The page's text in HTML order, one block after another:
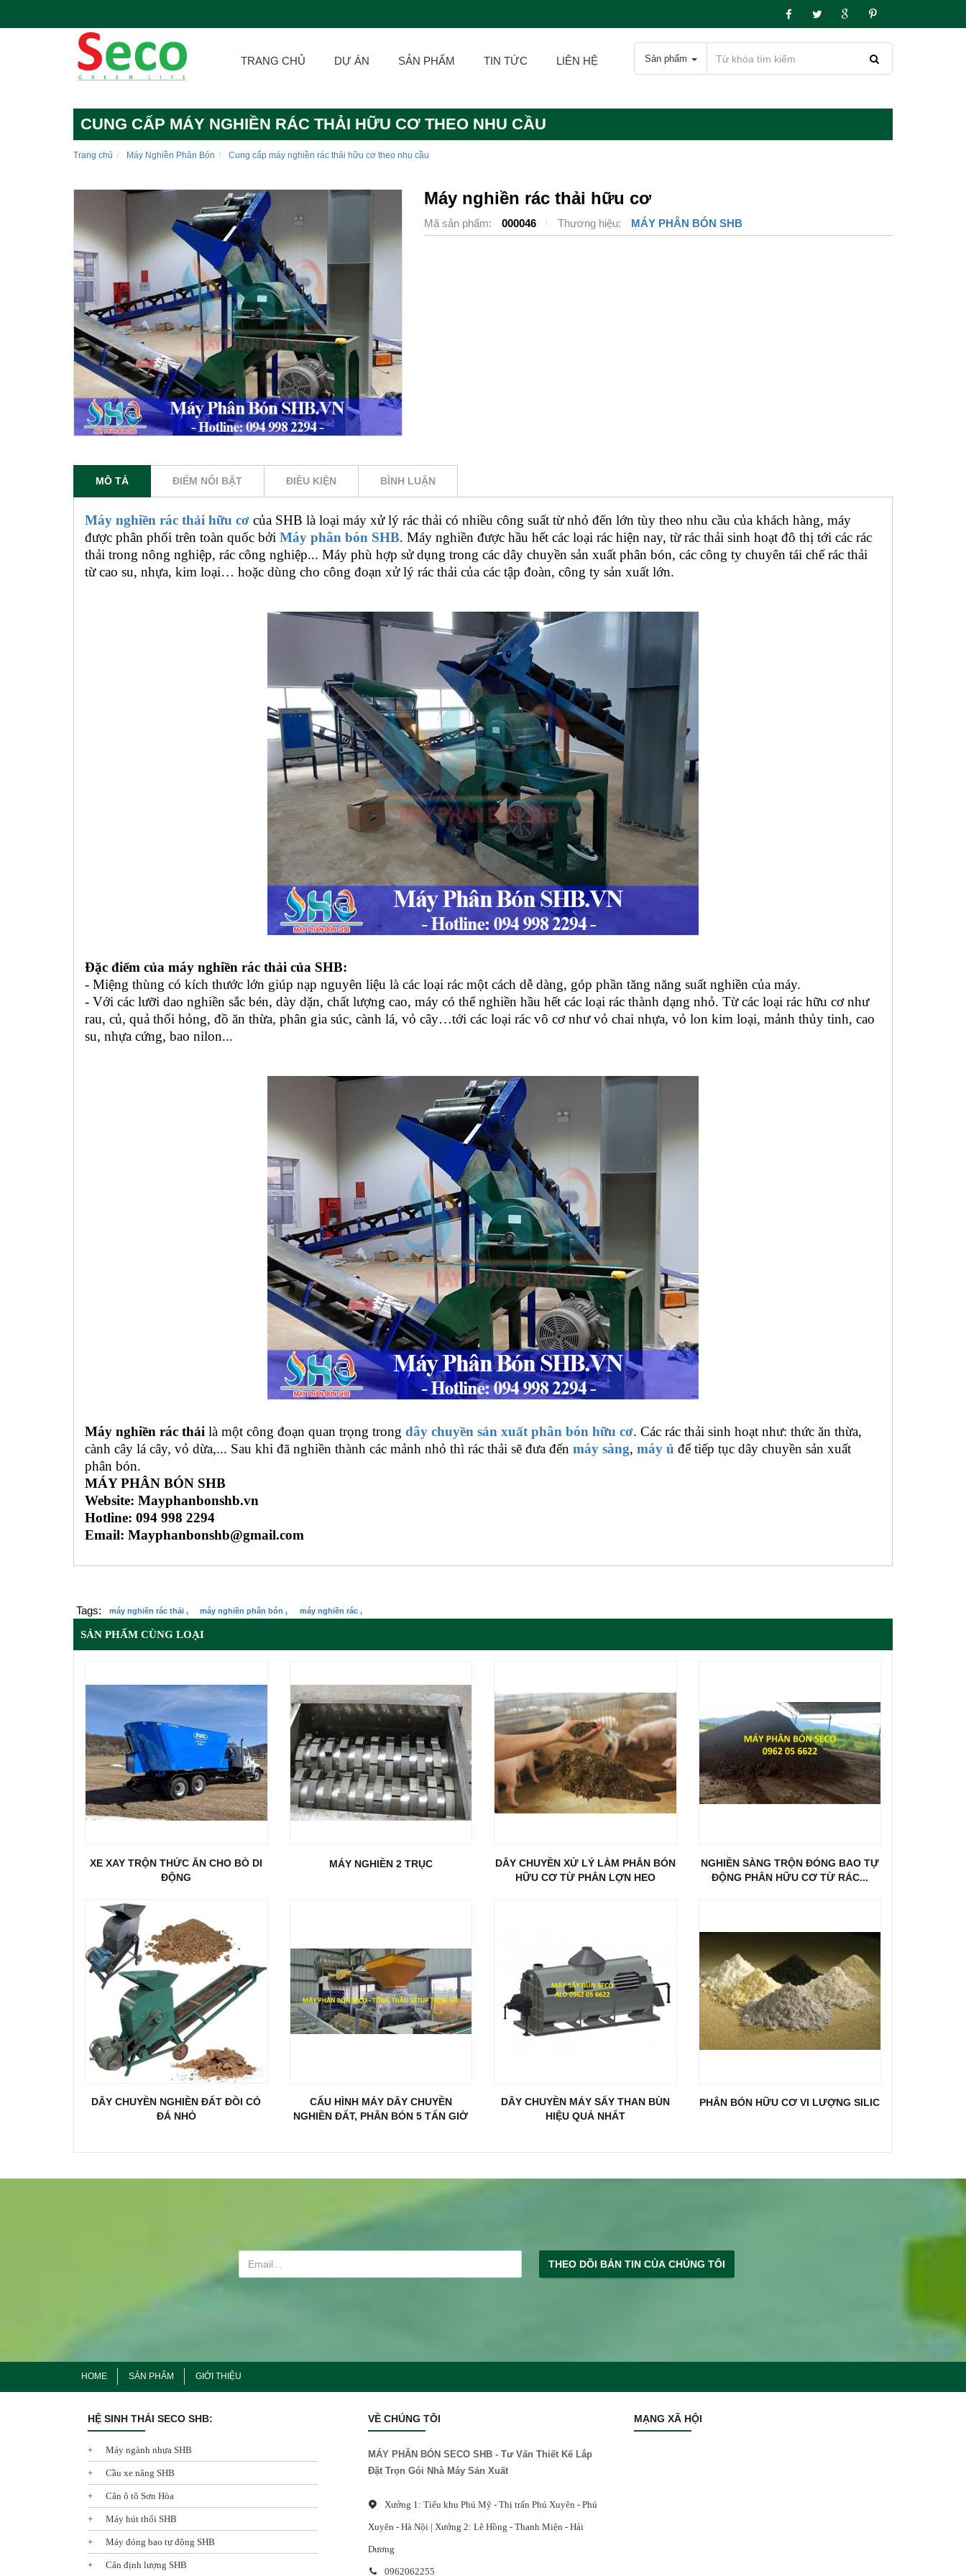
TRANG CHỦ DỰ ÁN SẢN PHẨM TIN TỨC LIÊN HỆ Sản phẩm
CUNG CẤP MÁY NGHIỀN RÁC THẢI HỮU CƠ THEO NHU CẦU
Trang chủ Máy Nghiền Phân Bón Cung cấp máy nghiền rác thải hữu cơ theo nhu cầu
Máy nghiền rác thải hữu cơ
Mã sản phẩm: 000046 Thương hiệu: MÁY PHÂN BÓN SHB
MÔ TẢ ĐIỂM NỔI BẬT ĐIỀU KIỆN BÌNH LUẬN
Máy nghiền rác thải hữu cơ của SHB là loại máy xử lý rác thải có nhiều công suất từ nhỏ đến lớn tùy theo nhu cầu của khách hàng, máy
được phân phối trên toàn quốc bởi Máy phân bón SHB. Máy nghiền được hầu hết các loại rác hiện nay, từ rác thải sinh hoạt đô thị tới các rác
thải trong nông nghiệp, rác công nghiệp... Máy phù hợp sử dụng trong các dây chuyền sản xuất phân bón, các công ty chuyên tái chế rác thải
từ cao su, nhựa, kim loại… hoặc dùng cho công đoạn xử lý rác thải của các tập đoàn, công ty sản xuất lớn.
Đặc điểm của máy nghiền rác thải của SHB:
- Miệng thùng có kích thước lớn giúp nạp nguyên liệu là các loại rác một cách dễ dàng, góp phần tăng năng suất nghiền của máy.
- Với các lưỡi dao nghiền sắc bén, dày dặn, chất lượng cao, máy có thể nghiền hầu hết các loại rác thành dạng nhỏ. Từ các loại rác hữu cơ như
rau, củ, quả thối hỏng, đồ ăn thừa, phân gia súc, cành lá, vỏ cây…tới các loại rác vô cơ như vỏ chai nhựa, vỏ lon kim loại, mảnh thủy tinh, cao
su, nhựa cứng, bao nilon...
Máy nghiền rác thải là một công đoạn quan trọng trong dây chuyền sản xuất phân bón hữu cơ. Các rác thải sinh hoạt như: thức ăn thừa,
cành cây lá cây, vỏ dừa,... Sau khi đã nghiền thành các mảnh nhỏ thì rác thải sẽ đưa đến máy sàng, máy ủ để tiếp tục dây chuyền sản xuất
phân bón.
MÁY PHÂN BÓN SHB
Website: Mayphanbonshb.vn
Hotline: 094 998 2294
Email: Mayphanbonshb@gmail.com
Tags: máy nghiền rác thải , máy nghiền phân bón , máy nghiền rác ,
SẢN PHẨM CÙNG LOẠI
XE XAY TRỘN THỨC ĂN CHO BÒ DI
ĐỘNG
MÁY NGHIỀN 2 TRỤC
DÂY CHUYỀN XỬ LÝ LÀM PHÂN BÓN
HỮU CƠ TỪ PHÂN LỢN HEO
NGHIỀN SÀNG TRỘN ĐÓNG BAO TỰ
ĐỘNG PHÂN HỮU CƠ TỪ RÁC...
DÂY CHUYỀN NGHIỀN ĐẤT ĐỒI CÓ
ĐÁ NHỎ
CẤU HÌNH MÁY DÂY CHUYỀN
NGHIỀN ĐẤT, PHÂN BÓN 5 TẤN GIỜ
DÂY CHUYỀN MÁY SẤY THAN BÙN
HIỆU QUẢ NHẤT
PHÂN BÓN HỮU CƠ VI LƯỢNG SILIC
THEO DÕI BẢN TIN CỦA CHÚNG TÔI
HOME SẢN PHẨM GIỚI THIỆU
HỆ SINH THÁI SECO SHB:
Máy ngành nhựa SHB
Cầu xe nâng SHB
Cân ô tô Sơn Hòa
Máy hút thổi SHB
Máy đóng bao tự động SHB
Cân định lượng SHB
VỀ CHÚNG TÔI
MÁY PHÂN BÓN SECO SHB - Tư Vấn Thiết Kế Lắp
Đặt Trọn Gói Nhà Máy Sản Xuất
Xưởng 1: Tiểu khu Phú Mỹ - Thị trấn Phú Xuyên - Phú
Xuyên - Hà Nội | Xưởng 2: Lê Hồng - Thanh Miện - Hải
Dương
0962062255
MẠNG XÃ HỘI